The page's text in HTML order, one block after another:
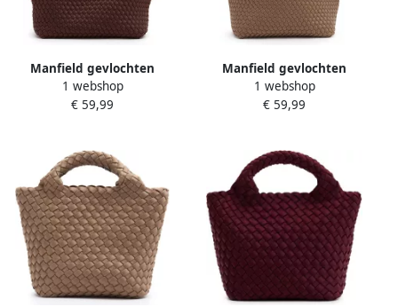
Manfield gevlochten
shopper donkerbruin
1 webshop
€ 59,99
Manfield gevlochten
shopper taupe
1 webshop
€ 59,99